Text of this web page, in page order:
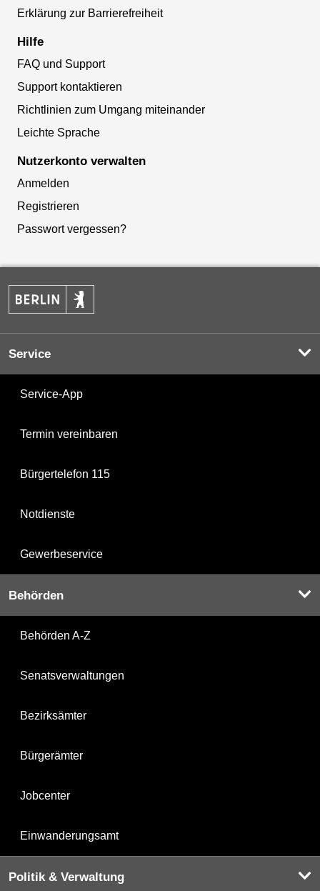
Erklärung zur Barrierefreiheit
Hilfe
FAQ und Support
Support kontaktieren
Richtlinien zum Umgang miteinander
Leichte Sprache
Nutzerkonto verwalten
Anmelden
Registrieren
Passwort vergessen?
Service
Service-App
Termin vereinbaren
Bürgertelefon 115
Notdienste
Gewerbeservice
Behörden
Behörden A-Z
Senatsverwaltungen
Bezirksämter
Bürgerämter
Jobcenter
Einwanderungsamt
Politik & Verwaltung